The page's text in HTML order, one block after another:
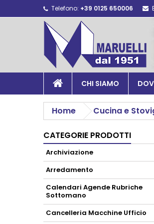
Telefono: +39 0125 650006
CHI SIAMO
Home Cucina e
CATEGORIE PRODOTTI
Archiviazione
Arredamento
Calendari Agende Rubriche
Sottomano
Cancelleria Macchine Ufficio